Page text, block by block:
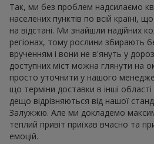
Так, ми без проблем надсилаємо
населених пунктів по всій країні,
на відстані. Ми знайшли надійних
регіонах, тому рослини збирають
врученням і вони не в'януть у
доступних міст можна глянути на
просто уточнити у нашого
що терміни доставки в інші
дещо відрізняються від нашої
Залужжю. Але ми докладемо
теплий привіт приїхав вчасно та
емоцій.